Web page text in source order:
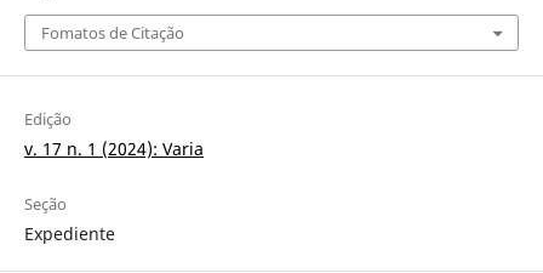
Fomatos de Citação
Edição
v. 17 n. 1 (2024): Varia
Seção
Expediente